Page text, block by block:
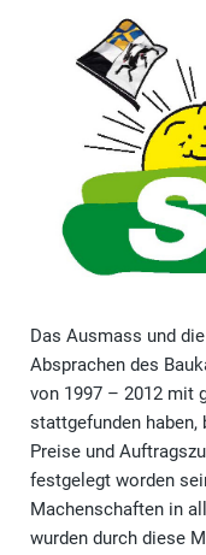
Das Ausmass und
Absprachen des
von 1997 – 2012 mit
stattgefunden
Preise und
festgelegt worden
Machenschaften in
wurden durch diese